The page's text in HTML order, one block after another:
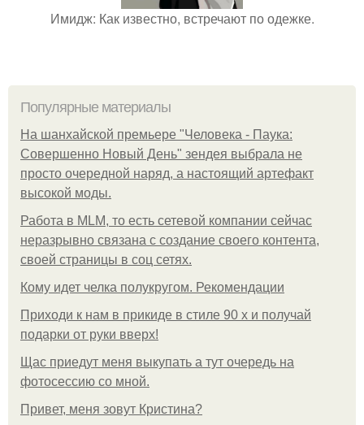
Имидж: Как известно, встречают по одежке.
Популярные материалы
На шанхайской премьере "Человека - Паука:
Совершенно Новый День" зендея выбрала не
просто очередной наряд, а настоящий артефакт
высокой моды.
Работа в MLM, то есть сетевой компании сейчас
неразрывно связана с создание своего контента,
своей страницы в соц сетях.
Кому идет челка полукругом. Рекомендации
Приходи к нам в прикиде в стиле 90 х и получай
подарки от руки вверх!
Щас приедут меня выкупать а тут очередь на
фотосессию со мной.
Привет, меня зовут Кристина?